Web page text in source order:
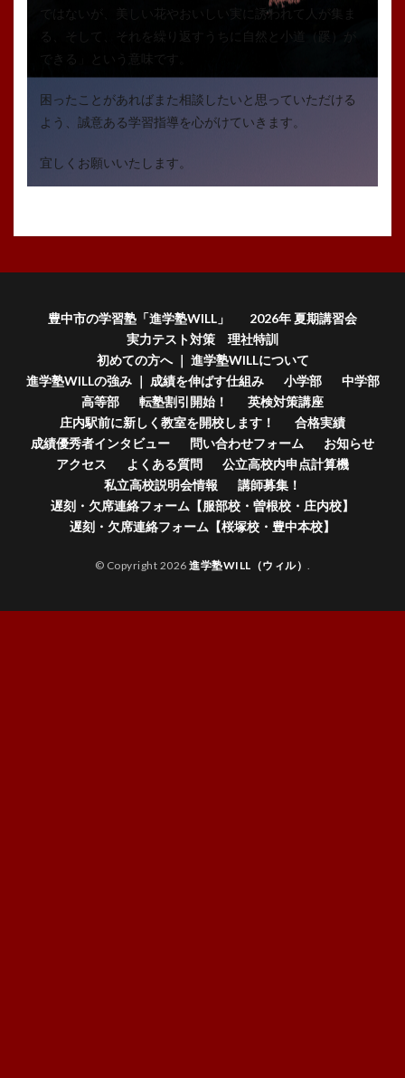
ではないが、美しい花やおいしい実に誘われて人が集ま
る、そして、それを繰り返すうちに自然と小道（蹊）が
できる」という意味です。
困ったことがあればまた相談したいと思っていただける
よう、誠意ある学習指導を心がけていきます。
宜しくお願いいたします。
豊中市の学習塾「進学塾WILL」
2026年 夏期講習会
実力テスト対策 理社特訓
初めての方へ ｜ 進学塾WILLについて
進学塾WILLの強み ｜ 成績を伸ばす仕組み
小学部
中学部
高等部
転塾割引開始！
英検対策講座
庄内駅前に新しく教室を開校します！
合格実績
成績優秀者インタビュー
問い合わせフォーム
お知らせ
アクセス
よくある質問
公立高校内申点計算機
私立高校説明会情報
講師募集！
遅刻・欠席連絡フォーム【服部校・曽根校・庄内校】
遅刻・欠席連絡フォーム【桜塚校・豊中本校】
© Copyright 2026 進学塾WILL（ウィル） .